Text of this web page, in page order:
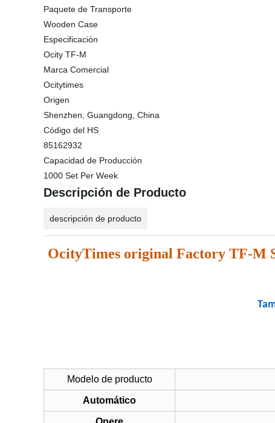
Paquete de Transporte
Wooden Case
Especificación
Ocity TF-M
Marca Comercial
Ocitytimes
Origen
Shenzhen, Guangdong, China
Código del HS
85162932
Capacidad de Producción
1000 Set Per Week
Descripción de Producto
descripción de producto
OcityTimes original Factory TF-M
Modelo de producto
Automático